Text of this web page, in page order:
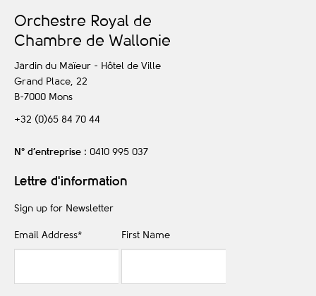
Orchestre Royal de
Chambre de Wallonie
Jardin du Maïeur - Hôtel de Ville
Grand Place, 22
B-7000 Mons
+32 (0)65 84 70 44
N° d’entreprise : 0410 995 037
Lettre d'information
Sign up for Newsletter
Email Address* First Name